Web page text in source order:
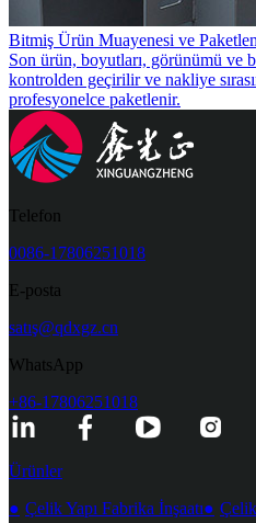
Bitmiş Ürün Muayenesi ve
Son ürün, boyutları, görünümü ve
kontrolden geçirilir ve nakliye
profesyonelce paketlenir.
Telefon
0086-17806251018
E-posta
satış@qdxgz.cn
WhatsApp
+86-17806251018
Ürünler
● Çelik Yapı Fabrika İnşaatı●